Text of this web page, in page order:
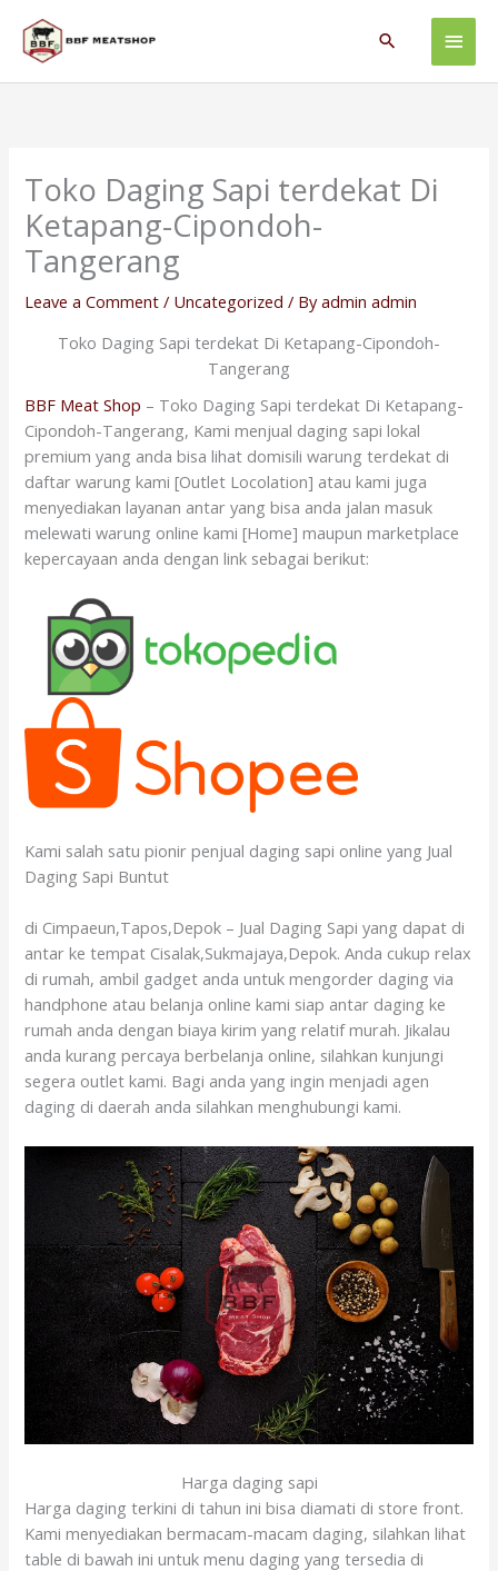
content
Main
Search
Toko Daging Sapi terdekat Di
Ketapang-Cipondoh-
Tangerang
Leave a Comment / Uncategorized / Byadmin admin
Toko Daging Sapi terdekat Di Ketapang-Cipondoh-
Tangerang
BBF Meat Shop – Toko Daging Sapi terdekat Di Ketapang-
Cipondoh-Tangerang, Kami menjual daging sapi lokal
premium yang anda bisa lihat domisili warung terdekat di
daftar warung kami [Outlet Locolation] atau kami juga
menyediakan layanan antar yang bisa anda jalan masuk
melewati warung online kami [Home] maupun marketplace
kepercayaan anda dengan link sebagai berikut:
Kami salah satu pionir penjual daging sapi online yang Jual
Daging Sapi Buntut
di Cimpaeun,Tapos,Depok – Jual Daging Sapi yang dapat di
antar ke tempat Cisalak,Sukmajaya,Depok. Anda cukup relax
di rumah, ambil gadget anda untuk mengorder daging via
handphone atau belanja online kami siap antar daging ke
rumah anda dengan biaya kirim yang relatif murah. Jikalau
anda kurang percaya berbelanja online, silahkan kunjungi
segera outlet kami. Bagi anda yang ingin menjadi agen
daging di daerah anda silahkan menghubungi kami.
Harga daging sapi
Harga daging terkini di tahun ini bisa diamati di store front.
Kami menyediakan bermacam-macam daging, silahkan lihat
table di bawah ini untuk menu daging yang tersedia di